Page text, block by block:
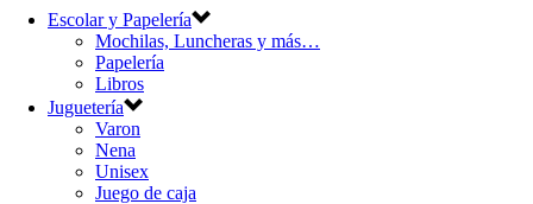
Escolar y Papelería
Mochilas, Luncheras y más…
Papelería
Libros
Juguetería
Varon
Nena
Unisex
Juego de caja